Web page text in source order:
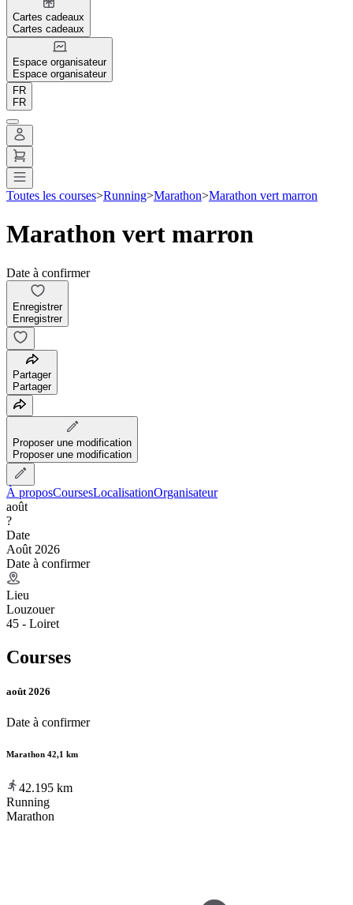
Cartes cadeaux
Cartes cadeaux
Espace organisateur
Espace organisateur
FR
FR
Toutes les courses>Running>Marathon>Marathon vert marron
Marathon vert marron
Date à confirmer
Enregistrer
Enregistrer
Partager
Partager
Proposer une modification
Proposer une modification
À proposCoursesLocalisationOrganisateur
août
?
Date
Août 2026
Date à confirmer
Lieu
Louzouer
45 - Loiret
Courses
août 2026
Date à confirmer
Marathon 42,1 km
42.195 km
Running
Marathon